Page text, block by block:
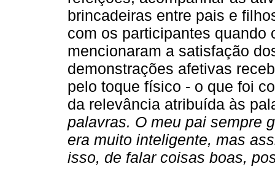
brincadeiras entre pais e
com os participantes quando
mencionaram a satisfação
demonstrações afetivas
pelo toque físico - o que foi
da relevância atribuída às
palavras. O meu pai sempre
era muito inteligente, mas
isso, de falar coisas boas,